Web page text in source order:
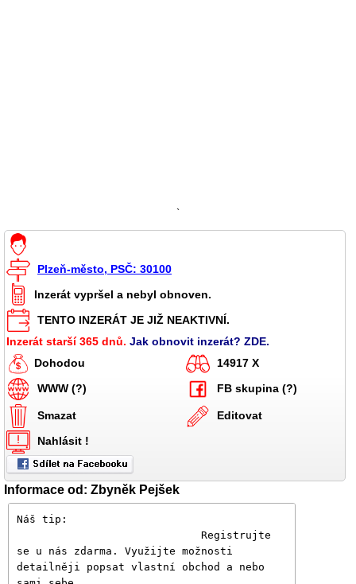
`
Plzeň-město, PSČ: 30100
Inzerát vypršel a nebyl obnoven.
TENTO INZERÁT JE JIŽ NEAKTIVNÍ.
Inzerát starší 365 dnů. Jak obnovit inzerát? ZDE.
Dohodou
14917 X
WWW (?)
FB skupina (?)
Smazat
Editovat
Nahlásit !
Informace od: Zbyněk Pejšek